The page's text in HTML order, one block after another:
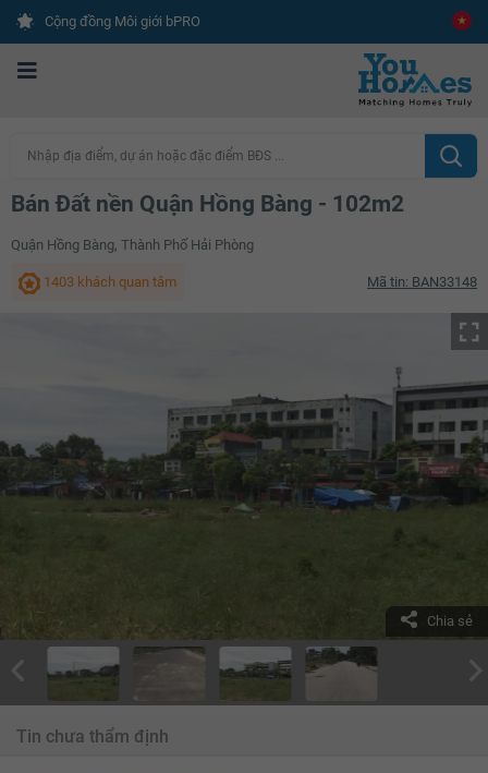
Cộng đồng Môi giới bPRO
Nhập địa điểm, dự án hoặc đặc điểm BĐS ...
Bán Đất nền Quận Hồng Bàng - 102m2
Quận Hồng Bàng, Thành Phố Hải Phòng
1403 khách quan tâm Mã tin: BAN33148
Chia sẻ
Tin chưa thẩm định